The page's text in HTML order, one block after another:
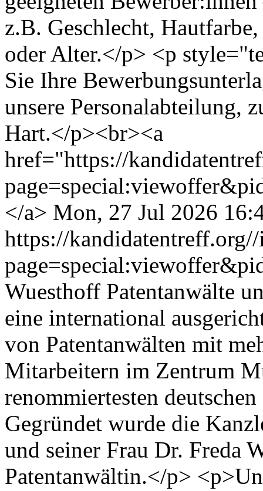
z.B. Geschlecht,
oder Alter.</p> <p
Sie Ihre
unsere Personalabteilung,
Hart.</p><br><a
href="https://
</a> Mon, 27 Jul 2026
https://
Wuesthoff Patentanwälte
eine international
von Patentanwälten mit
Mitarbeitern im Zentrum
renommiertesten
Gegründet wurde die
und seiner Frau Dr. Freda
Patentanwältin.</p>